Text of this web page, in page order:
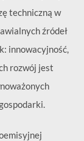
techniczną w
źródeł
innowacyjność,
rozwój jest